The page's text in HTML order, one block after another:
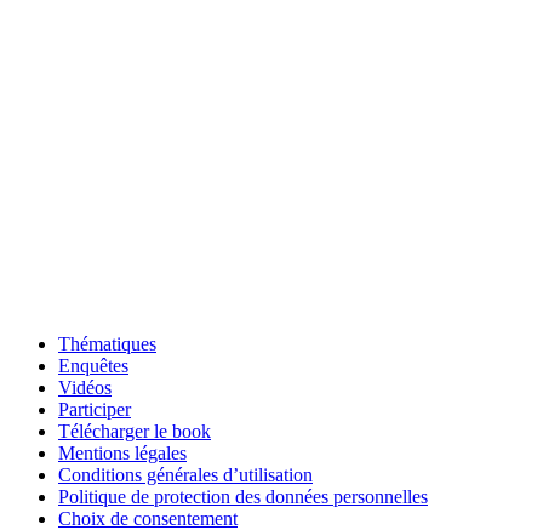
Thématiques
Enquêtes
Vidéos
Participer
Télécharger le book
Mentions légales
Conditions générales d’utilisation
Politique de protection des données personnelles
Choix de consentement